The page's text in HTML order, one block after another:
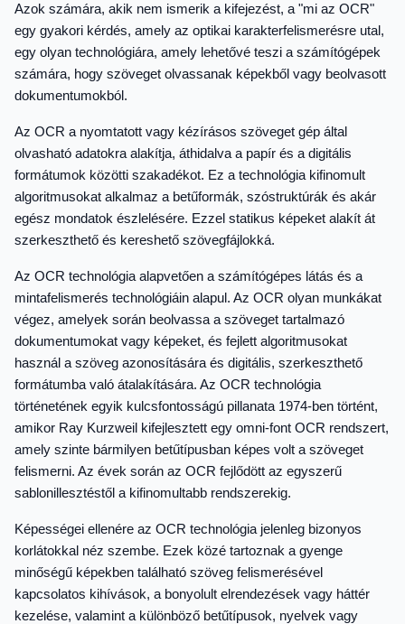
Azok számára, akik nem ismerik a kifejezést, a "mi az OCR"
egy gyakori kérdés, amely az optikai karakterfelismerésre utal,
egy olyan technológiára, amely lehetővé teszi a számítógépek
számára, hogy szöveget olvassanak képekből vagy beolvasott
dokumentumokból.
Az OCR a nyomtatott vagy kézírásos szöveget gép által
olvasható adatokra alakítja, áthidalva a papír és a digitális
formátumok közötti szakadékot. Ez a technológia kifinomult
algoritmusokat alkalmaz a betűformák, szóstruktúrák és akár
egész mondatok észlelésére. Ezzel statikus képeket alakít át
szerkeszthető és kereshető szövegfájlokká.
Az OCR technológia alapvetően a számítógépes látás és a
mintafelismerés technológiáin alapul. Az OCR olyan munkákat
végez, amelyek során beolvassa a szöveget tartalmazó
dokumentumokat vagy képeket, és fejlett algoritmusokat
használ a szöveg azonosítására és digitális, szerkeszthető
formátumba való átalakítására. Az OCR technológia
történetének egyik kulcsfontosságú pillanata 1974-ben történt,
amikor Ray Kurzweil kifejlesztett egy omni-font OCR rendszert,
amely szinte bármilyen betűtípusban képes volt a szöveget
felismerni. Az évek során az OCR fejlődött az egyszerű
sablonillesztéstől a kifinomultabb rendszerekig.
Képességei ellenére az OCR technológia jelenleg bizonyos
korlátokkal néz szembe. Ezek közé tartoznak a gyenge
minőségű képekben található szöveg felismerésével
kapcsolatos kihívások, a bonyolult elrendezések vagy háttér
kezelése, valamint a különböző betűtípusok, nyelvek vagy